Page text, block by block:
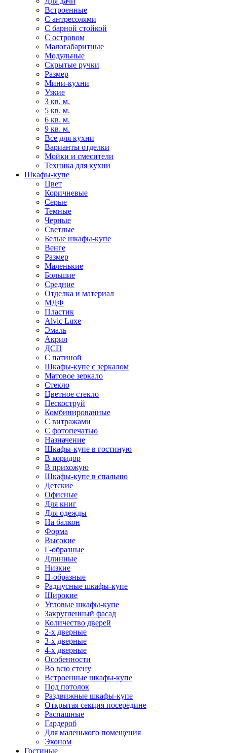
Встроенные
С антресолями
С барной стойкой
С островом
Малогабаритные
Модульные
Скрытые ручки
Размер
Мини-кухни
Узкие
3 кв. м.
5 кв. м.
6 кв. м.
9 кв. м.
Все для кухни
Варианты отделки
Мойки и смесители
Техника для кухни
Шкафы-купе
Цвет
Коричневые
Серые
Темные
Черные
Светлые
Белые шкафы-купе
Венге
Размер
Маленькие
Большие
Средние
Отделка и материал
МДФ
Пластик
Alvic Luxe
Эмаль
Акрил
ДСП
С патиной
Шкафы-купе с зеркалом
Матовое зеркало
Стекло
Цветное стекло
Пескоструй
Комбинированные
С витражами
С фотопечатью
Назначение
Шкафы-купе в гостиную
В коридор
В прихожую
Шкафы-купе в спальню
Детские
Офисные
Для книг
Для одежды
На балкон
Форма
Высокие
Г-образные
Длинные
Низкие
П-образные
Радиусные шкафы-купе
Широкие
Угловые шкафы-купе
Закругленный фасад
Количество дверей
2-х дверные
3-х дверные
4-х дверные
Особенности
Во всю стену
Встроенные шкафы-купе
Под потолок
Раздвижные шкафы-купе
Открытая секция посередине
Распашные
Гардероб
Для маленького помещения
Эконом
Гостиные